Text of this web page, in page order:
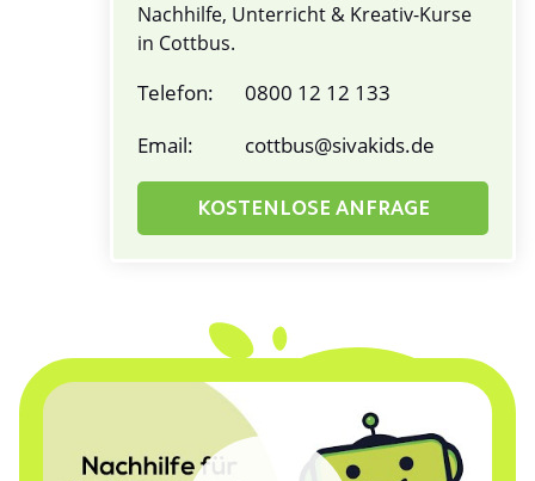
Nachhilfe, Unterricht & Kreativ-Kurse
in Cottbus.
Telefon:
0800 12 12 133
Email:
cottbus@sivakids.de
KOSTENLOSE ANFRAGE